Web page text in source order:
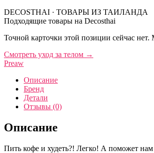
DECOSTHAI · ТОВАРЫ ИЗ ТАИЛАНДА
Подходящие товары на Decosthai
Точной карточки этой позиции сейчас
Смотреть уход за телом →
Preaw
Описание
Бренд
Детали
Отзывы (0)
Описание
Пить кофе и худеть?! Легко! А поможет нам